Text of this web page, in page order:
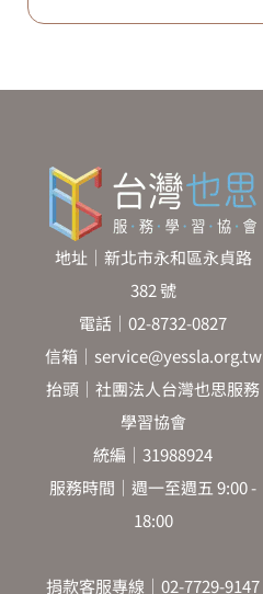
地址｜新北市永和區永貞路
382 號
電話｜02-8732-0827
信箱｜service@yessla.org.tw
抬頭｜社團法人台灣也思服務
學習協會
統編｜31988924
服務時間｜週一至週五 9:00 -
18:00
捐款客服專線｜02-7729-9147